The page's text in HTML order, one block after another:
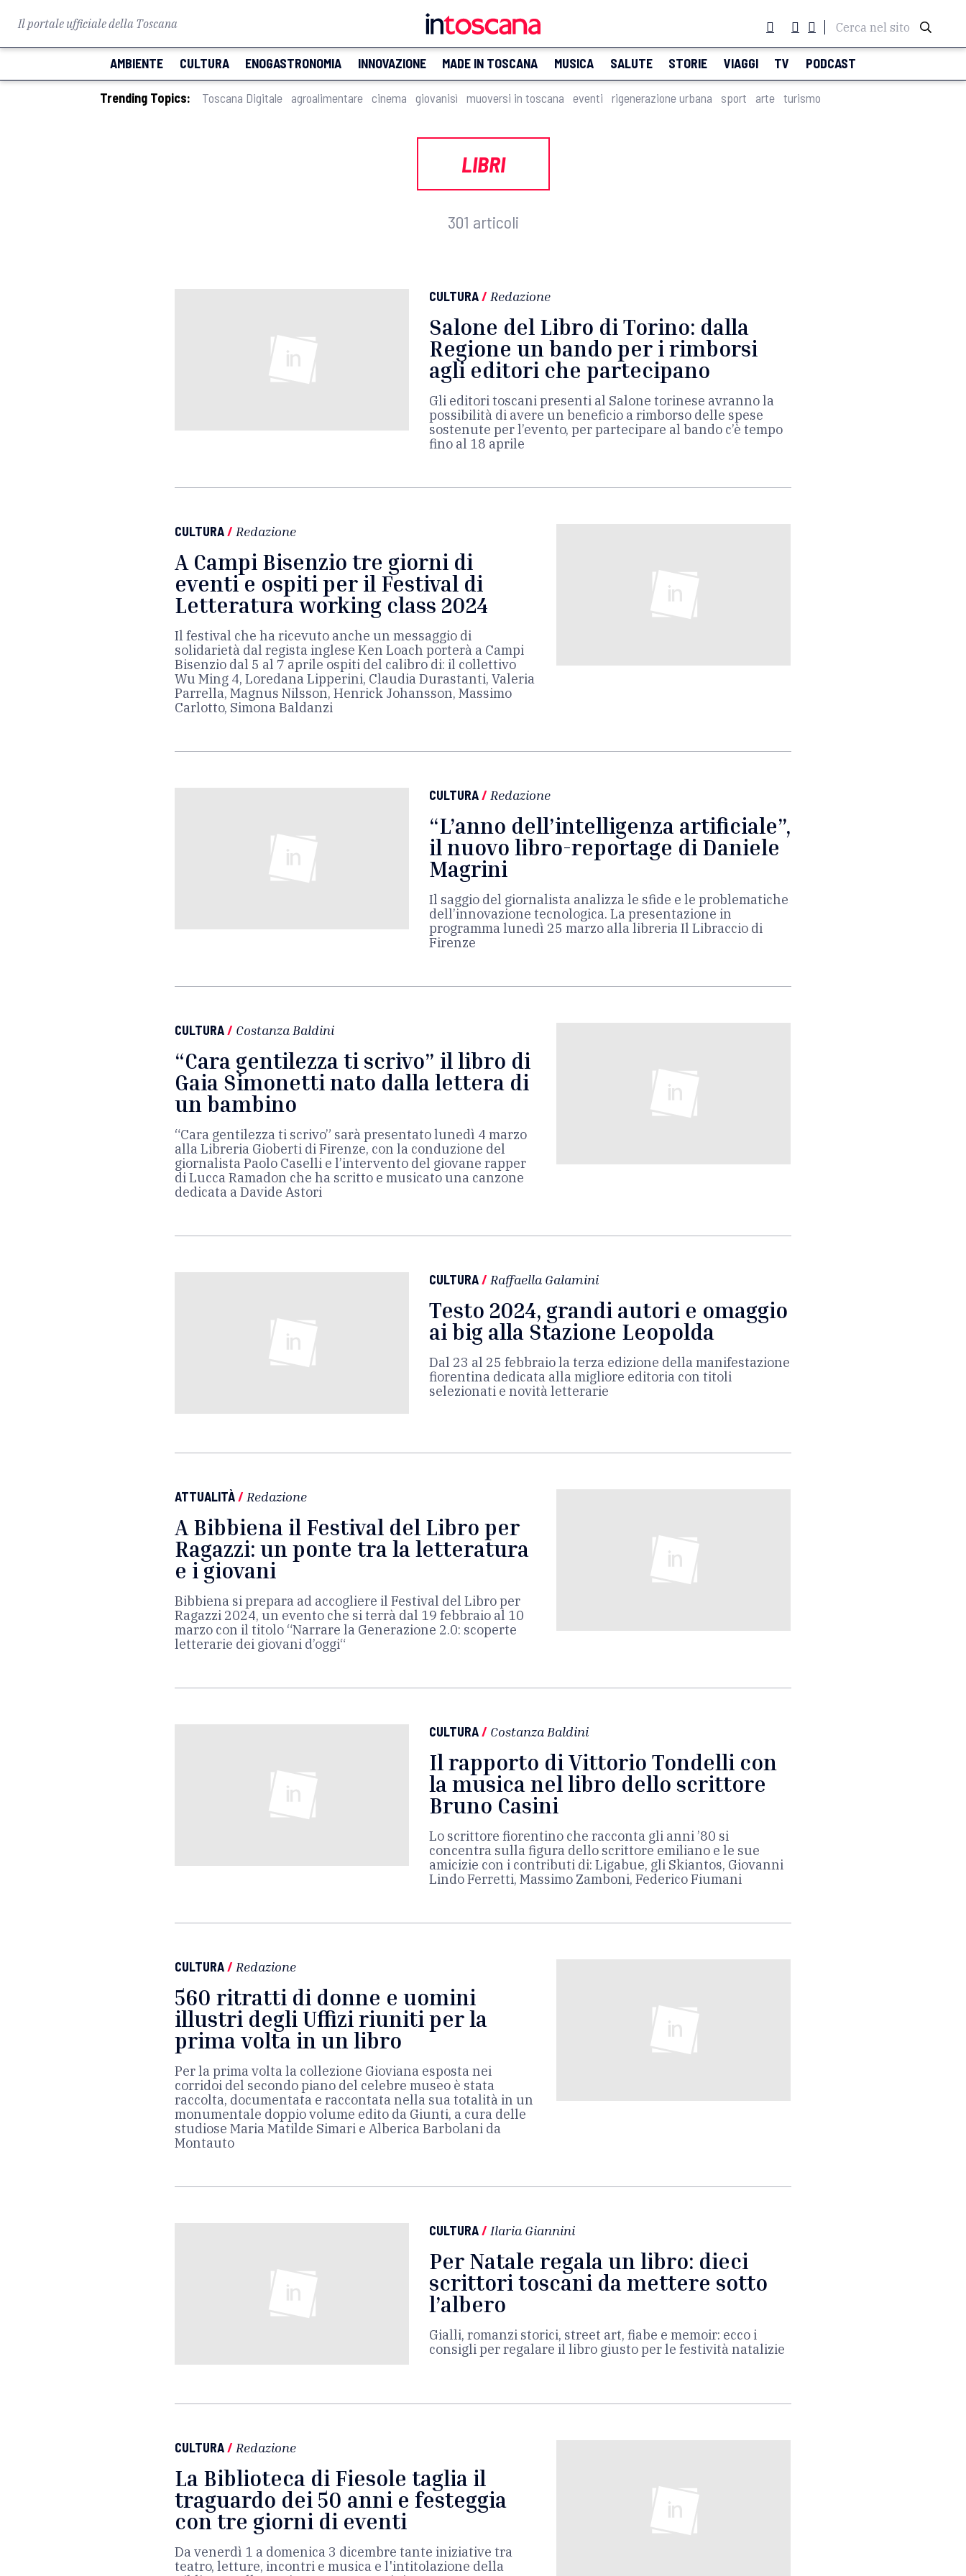
Il portale ufficiale della Toscana Cerca nel sito
AMBIENTE CULTURA ENOGASTRONOMIA INNOVAZIONE MADE IN TOSCANA MUSICA SALUTE STORIE VIAGGI TV PODCAST
Trending Topics: Toscana Digitale agroalimentare cinema giovanisì muoversi in toscana eventi rigenerazione urbana sport arte turismo
LIBRI
301 articoli
CULTURA/ Redazione
Salone del Libro di Torino: dalla
Regione un bando per i rimborsi
agli editori che partecipano
Gli editori toscani presenti al Salone torinese avranno la
possibilità di avere un beneficio a rimborso delle spese
sostenute per l’evento, per partecipare al bando c’è tempo
fino al 18 aprile
CULTURA/ Redazione
A Campi Bisenzio tre giorni di
eventi e ospiti per il Festival di
Letteratura working class 2024
Il festival che ha ricevuto anche un messaggio di
solidarietà dal regista inglese Ken Loach porterà a Campi
Bisenzio dal 5 al 7 aprile ospiti del calibro di: il collettivo
Wu Ming 4, Loredana Lipperini, Claudia Durastanti, Valeria
Parrella, Magnus Nilsson, Henrick Johansson, Massimo
Carlotto, Simona Baldanzi
CULTURA/ Redazione
“L’anno dell’intelligenza artificiale”,
il nuovo libro-reportage di Daniele
Magrini
Il saggio del giornalista analizza le sfide e le problematiche
dell’innovazione tecnologica. La presentazione in
programma lunedì 25 marzo alla libreria Il Libraccio di
Firenze
CULTURA/ Costanza Baldini
“Cara gentilezza ti scrivo” il libro di
Gaia Simonetti nato dalla lettera di
un bambino
“Cara gentilezza ti scrivo” sarà presentato lunedì 4 marzo
alla Libreria Gioberti di Firenze, con la conduzione del
giornalista Paolo Caselli e l’intervento del giovane rapper
di Lucca Ramadon che ha scritto e musicato una canzone
dedicata a Davide Astori
CULTURA/ Raffaella Galamini
Testo 2024, grandi autori e omaggio
ai big alla Stazione Leopolda
Dal 23 al 25 febbraio la terza edizione della manifestazione
fiorentina dedicata alla migliore editoria con titoli
selezionati e novità letterarie
ATTUALITÀ/ Redazione
A Bibbiena il Festival del Libro per
Ragazzi: un ponte tra la letteratura
e i giovani
Bibbiena si prepara ad accogliere il Festival del Libro per
Ragazzi 2024, un evento che si terrà dal 19 febbraio al 10
marzo con il titolo “Narrare la Generazione 2.0: scoperte
letterarie dei giovani d’oggi“
CULTURA/ Costanza Baldini
Il rapporto di Vittorio Tondelli con
la musica nel libro dello scrittore
Bruno Casini
Lo scrittore fiorentino che racconta gli anni ’80 si
concentra sulla figura dello scrittore emiliano e le sue
amicizie con i contributi di: Ligabue, gli Skiantos, Giovanni
Lindo Ferretti, Massimo Zamboni, Federico Fiumani
CULTURA/ Redazione
560 ritratti di donne e uomini
illustri degli Uffizi riuniti per la
prima volta in un libro
Per la prima volta la collezione Gioviana esposta nei
corridoi del secondo piano del celebre museo è stata
raccolta, documentata e raccontata nella sua totalità in un
monumentale doppio volume edito da Giunti, a cura delle
studiose Maria Matilde Simari e Alberica Barbolani da
Montauto
CULTURA/ Ilaria Giannini
Per Natale regala un libro: dieci
scrittori toscani da mettere sotto
l’albero
Gialli, romanzi storici, street art, fiabe e memoir: ecco i
consigli per regalare il libro giusto per le festività natalizie
CULTURA/ Redazione
La Biblioteca di Fiesole taglia il
traguardo dei 50 anni e festeggia
con tre giorni di eventi
Da venerdì 1 a domenica 3 dicembre tante iniziative tra
teatro, letture, incontri e musica e l'intitolazione della